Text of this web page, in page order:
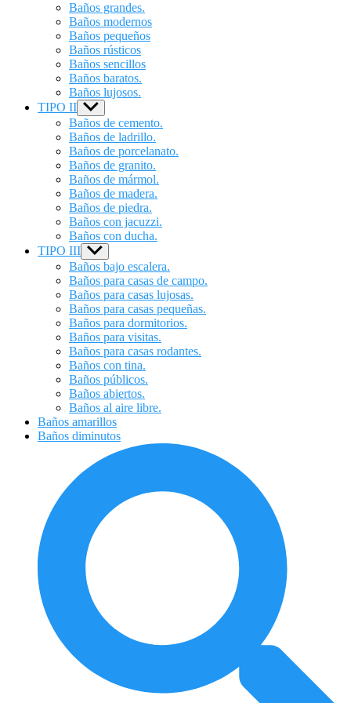
Baños grandes.
Baños modernos
Baños pequeños
Baños rústicos
Baños sencillos
Baños baratos.
Baños lujosos.
TIPO II Show
sub
menu
Baños de cemento.
Baños de ladrillo.
Baños de porcelanato.
Baños de granito.
Baños de mármol.
Baños de madera.
Baños de piedra.
Baños con jacuzzi.
Baños con ducha.
TIPO III Show
sub
menu
Baños bajo escalera.
Baños para casas de campo.
Baños para casas lujosas.
Baños para casas pequeñas.
Baños para dormitorios.
Baños para visitas.
Baños para casas rodantes.
Baños con tina.
Baños públicos.
Baños abiertos.
Baños al aire libre.
Baños amarillos
Baños diminutos